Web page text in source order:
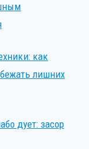
как
лишних
дует: засор